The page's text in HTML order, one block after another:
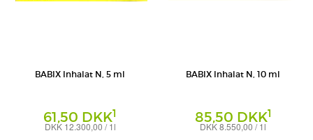
BABIX Inhalat N, 5 ml
61,50 DKK1
DKK 12.300,00 / 1l
BABIX Inhalat N, 10 ml
85,50 DKK1
DKK 8.550,00 / 1l